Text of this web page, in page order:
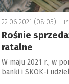
22.06.2021 (08:05) –
Rośnie
ratalne
W maju 2021 r., w
banki i SKOK-i